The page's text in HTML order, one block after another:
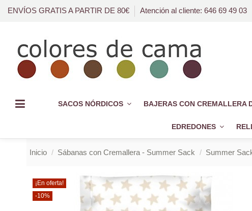
ENVÍOS GRATIS A PARTIR DE 80€ Atención al cliente: 646 69 49 03
SACOS NÓRDICOS BAJERAS CON CREMALLERA
EDREDONES
Inicio Sábanas con Cremallera - Summer Sack Summer
¡En oferta!
-10%